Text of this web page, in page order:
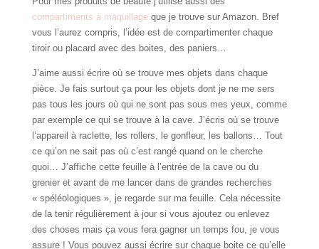
compartiments à maquillageque je trouve sur Amazon. Bref
vous l’aurez compris, l’idée est de compartimenter chaque
tiroir ou placard avec des boites, des paniers…
J’aime aussi écrire où se trouve mes objets dans chaque
pièce. Je fais surtout ça pour les objets dont je ne me sers
pas tous les jours où qui ne sont pas sous mes yeux, comme
par exemple ce qui se trouve à la cave. J’écris où se trouve
l’appareil à raclette, les rollers, le gonfleur, les ballons… Tout
ce qu’on ne sait pas où c’est rangé quand on le cherche
quoi… J’affiche cette feuille à l’entrée de la cave ou du
grenier et avant de me lancer dans de grandes recherches
« spéléologiques », je regarde sur ma feuille. Cela nécessite
de la tenir régulièrement à jour si vous ajoutez ou enlevez
des choses mais ça vous fera gagner un temps fou, je vous
assure ! Vous pouvez aussi écrire sur chaque boite ce qu’elle